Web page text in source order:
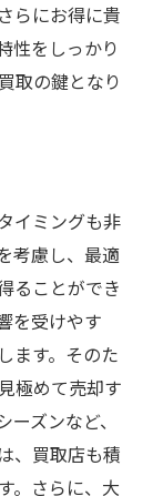
らにお得に貴
性をしっかり
取の鍵となり
イミングも非
考慮し、最適
ることができ
を受けやす
ます。そのた
極めて売却す
ズンなど、
、買取店も積
。さらに、大